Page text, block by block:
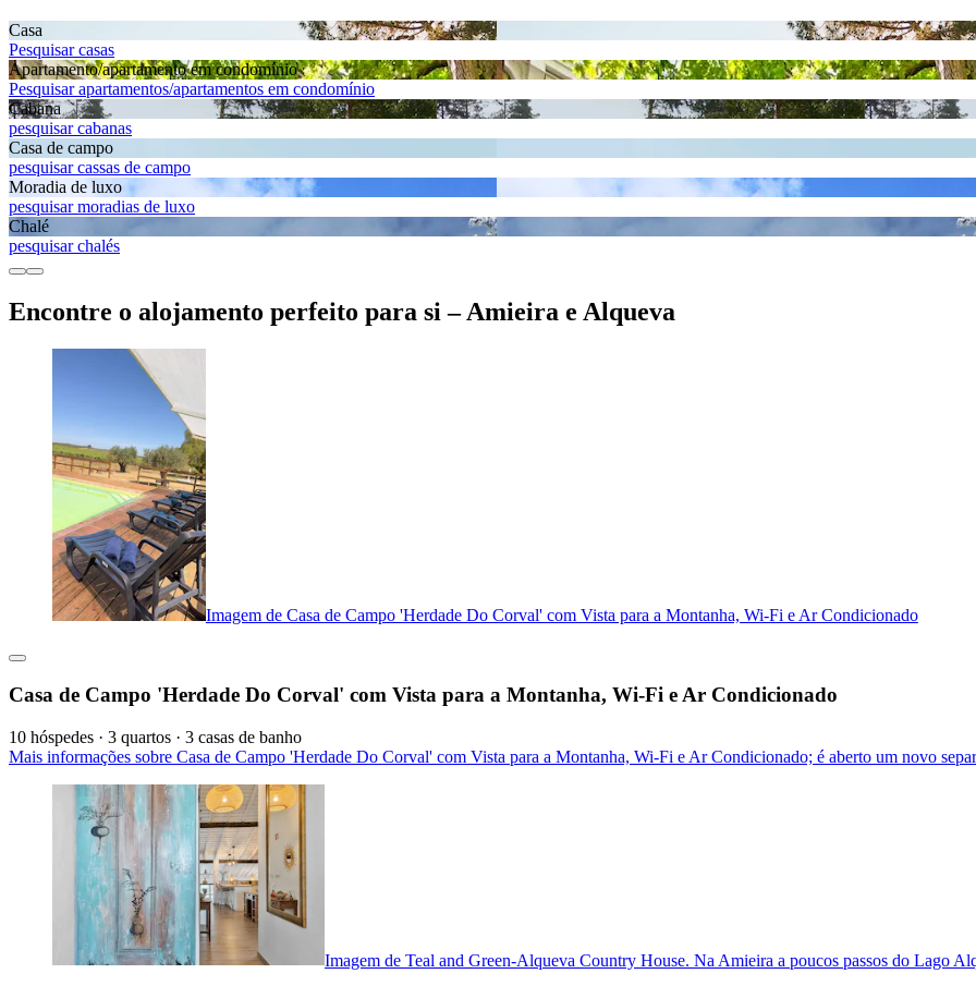
Casa
Pesquisar casas
Apartamento/apartamento em condomínio
Pesquisar apartamentos/apartamentos em condomínio
Cabana
pesquisar cabanas
Casa de campo
pesquisar cassas de campo
Moradia de luxo
pesquisar moradias de luxo
Chalé
pesquisar chalés
Encontre o alojamento perfeito para si – Amieira e Alqueva
Imagem de Casa de Campo 'Herdade Do Corval' com Vista para a Montanha, Wi-Fi e Ar Condicionado
Casa de Campo 'Herdade Do Corval' com Vista para a Montanha, Wi-Fi e Ar Condicionado
10 hóspedes · 3 quartos · 3 casas de banho
Mais informações sobre Casa de Campo 'Herdade Do Corval' com Vista para a Montanha, Wi-Fi e Ar Condicionado; é aberto um novo
Imagem de Teal and Green-Alqueva Country House. Na Amieira a poucos passos do Lago